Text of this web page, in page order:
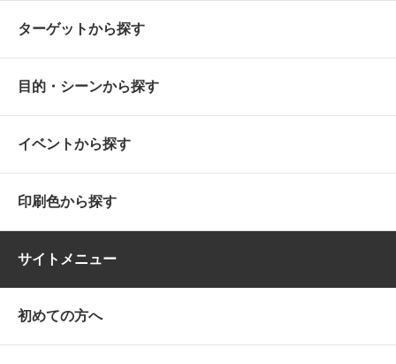
ターゲットから探す
目的・シーンから探す
イベントから探す
印刷色から探す
サイトメニュー
初めての方へ